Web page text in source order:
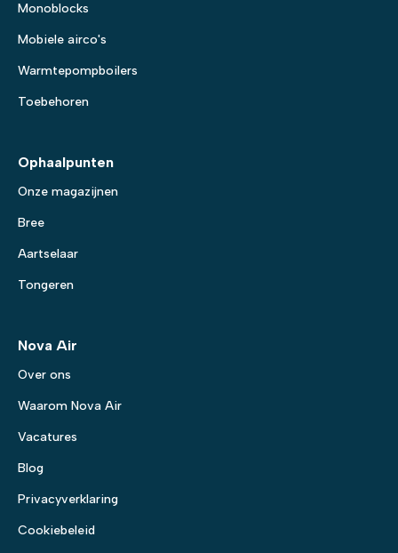
Monoblocks
Mobiele airco's
Warmtepompboilers
Toebehoren
Ophaalpunten
Onze magazijnen
Bree
Aartselaar
Tongeren
Nova Air
Over ons
Waarom Nova Air
Vacatures
Blog
Privacyverklaring
Cookiebeleid